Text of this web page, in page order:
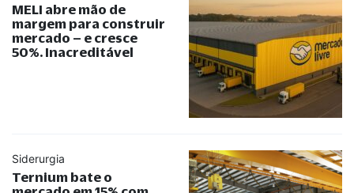
MELI abre mão de
margem para construir
mercado – e cresce
50%. Inacreditável
Siderurgia
Ternium bate o